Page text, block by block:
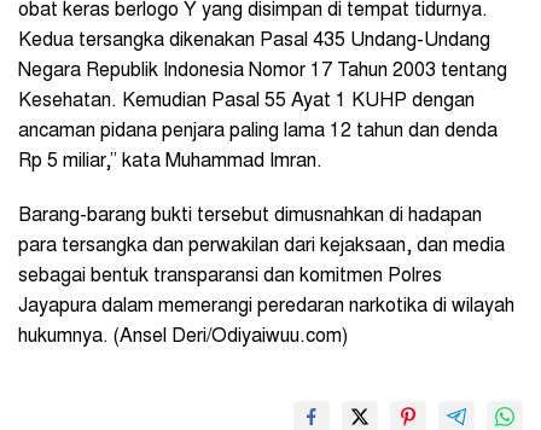
obat keras berlogo Y yang disimpan di tempat tidurnya.
Kedua tersangka dikenakan Pasal 435 Undang-Undang
Negara Republik Indonesia Nomor 17 Tahun 2003 tentang
Kesehatan. Kemudian Pasal 55 Ayat 1 KUHP dengan
ancaman pidana penjara paling lama 12 tahun dan denda
Rp 5 miliar,” kata Muhammad Imran.
Barang-barang bukti tersebut dimusnahkan di hadapan
para tersangka dan perwakilan dari kejaksaan, dan media
sebagai bentuk transparansi dan komitmen Polres
Jayapura dalam memerangi peredaran narkotika di wilayah
hukumnya. (Ansel Deri/Odiyaiwuu.com)